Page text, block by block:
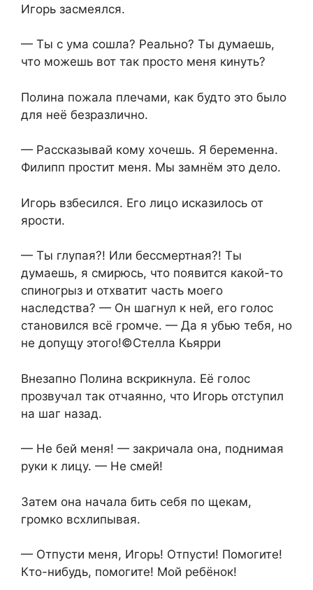
Игорь засмеялся.
— Ты с ума сошла? Реально? Ты думаешь,
что можешь вот так просто меня кинуть?
Полина пожала плечами, как будто это было
для неё безразлично.
— Рассказывай кому хочешь. Я беременна.
Филипп простит меня. Мы замнём это дело.
Игорь взбесился. Его лицо исказилось от
ярости.
— Ты глупая?! Или бессмертная?! Ты
думаешь, я смирюсь, что появится какой-то
спиногрыз и отхватит часть моего
наследства? — Он шагнул к ней, его голос
становился всё громче. — Да я убью тебя, но
не допущу этого!©Стелла Кьярри
Внезапно Полина вскрикнула. Её голос
прозвучал так отчаянно, что Игорь отступил
на шаг назад.
— Не бей меня! — закричала она, поднимая
руки к лицу. — Не смей!
Затем она начала бить себя по щекам,
громко всхлипывая.
— Отпусти меня, Игорь! Отпусти! Помогите!
Кто-нибудь, помогите! Мой ребёнок!